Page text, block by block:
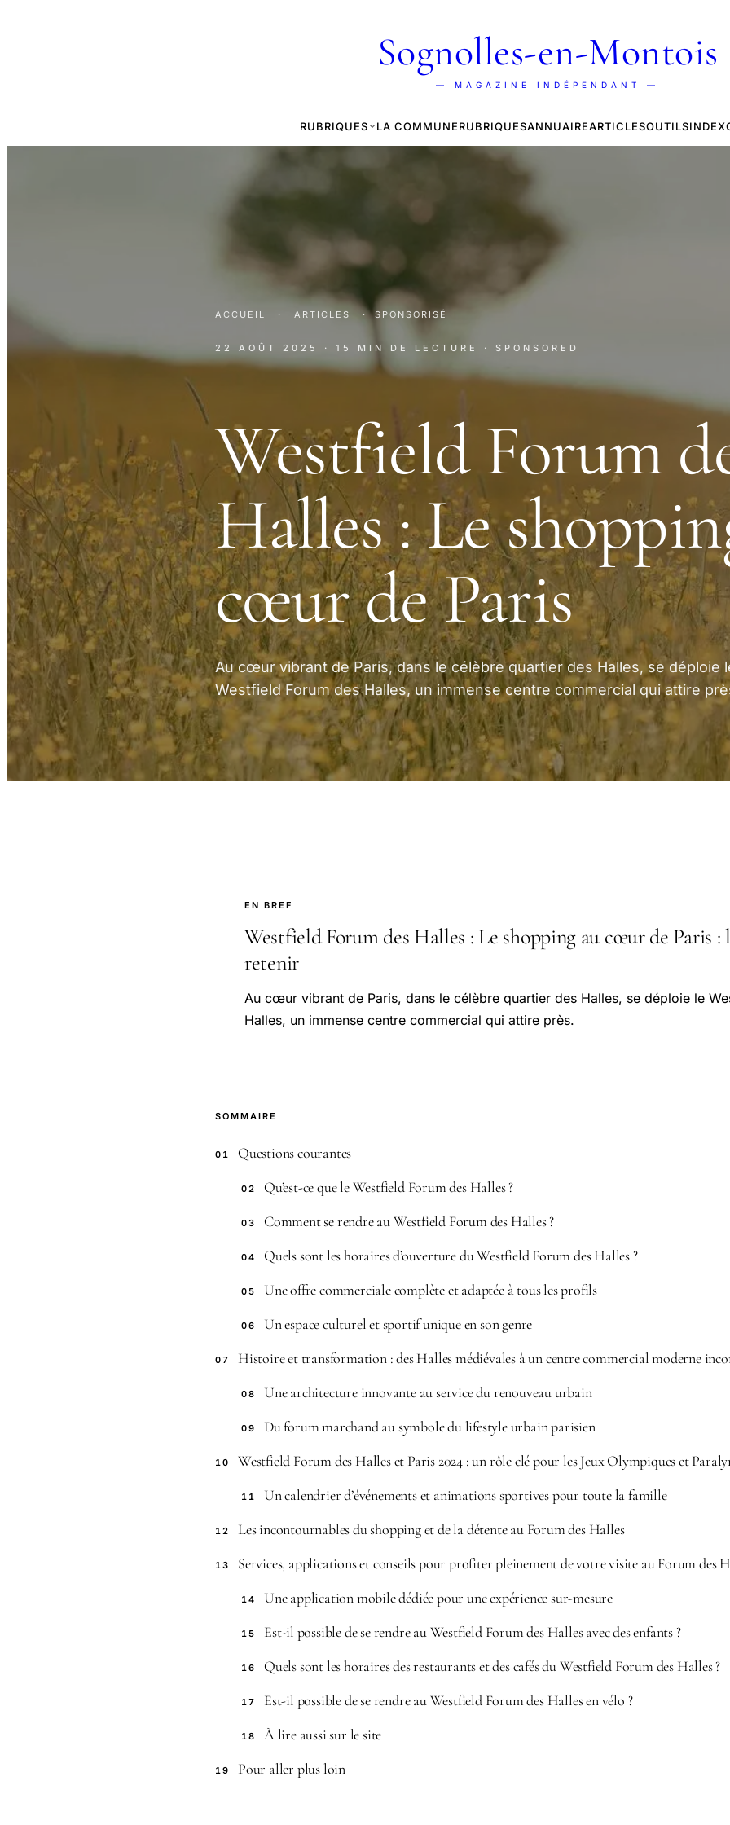
Sognolles-en-Montois
— MAGAZINE INDÉPENDANT —
RUBRIQUES LA COMMUNERUBRIQUESANNUAIREARTICLESOUTILSINDEX
ACCUEIL · ARTICLES · SPONSORISÉ
22 AOÛT 2025 · 15 MIN DE LECTURE · SPONSORED
Westfield Forum
Halles : Le
cœur de Paris
Au cœur vibrant de Paris, dans le célèbre quartier des Halles, se déploie
Westfield Forum des Halles, un immense centre commercial qui attire
EN BREF
Westfield Forum des Halles : Le shopping au cœur de Paris :
retenir
Au cœur vibrant de Paris, dans le célèbre quartier des Halles, se déploie le
Halles, un immense centre commercial qui attire près.
SOMMAIRE
01 Questions courantes
02 Qu’est-ce que le Westfield Forum des Halles ?
03 Comment se rendre au Westfield Forum des Halles ?
04 Quels sont les horaires d’ouverture du Westfield Forum des Halles ?
05 Une offre commerciale complète et adaptée à tous les profils
06 Un espace culturel et sportif unique en son genre
07 Histoire et transformation : des Halles médiévales à un centre commercial moderne
08 Une architecture innovante au service du renouveau urbain
09 Du forum marchand au symbole du lifestyle urbain parisien
10 Westfield Forum des Halles et Paris 2024 : un rôle clé pour les Jeux Olympiques et
11 Un calendrier d’événements et animations sportives pour toute la famille
12 Les incontournables du shopping et de la détente au Forum des Halles
13 Services, applications et conseils pour profiter pleinement de votre visite au Forum des
14 Une application mobile dédiée pour une expérience sur-mesure
15 Est-il possible de se rendre au Westfield Forum des Halles avec des enfants ?
16 Quels sont les horaires des restaurants et des cafés du Westfield Forum des Halles ?
17 Est-il possible de se rendre au Westfield Forum des Halles en vélo ?
18 À lire aussi sur le site
19 Pour aller plus loin